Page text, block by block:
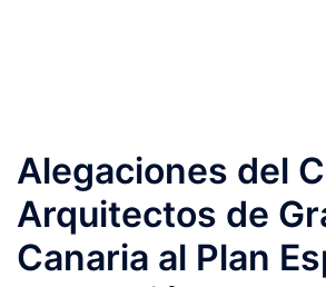
Alegaciones del
Arquitectos de
Canaria al Plan